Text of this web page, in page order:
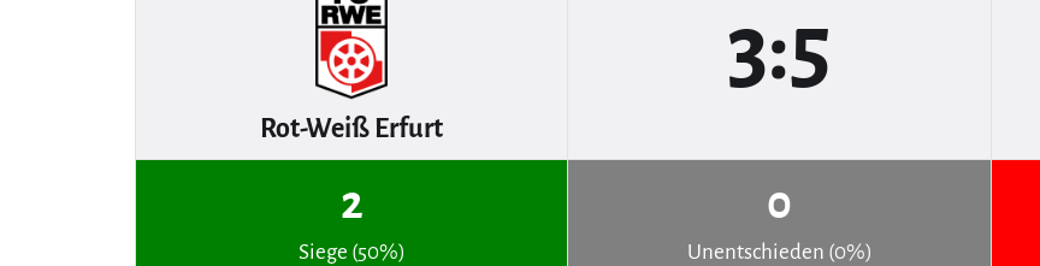
Rot-Weiß Erfurt
3:5
2
Siege (50%)
0
Unentschieden (0%)